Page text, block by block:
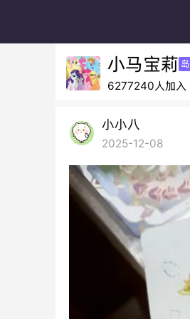
小马宝莉 岛
6277240人加入
小小八
2025-12-08